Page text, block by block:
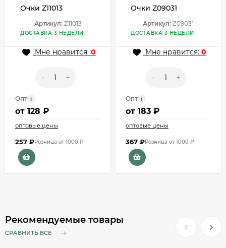
Очки Z11013
Артикул:Z11013
ДОСТАВКА 3 НЕДЕЛИ
Мне нравится: 0
- +
Опт i
от 128 ₽
оптовые цены
257 ₽Розница от 1000 ₽
Очки Z09031
Артикул: Z09031
ДОСТАВКА 3 НЕДЕЛИ
Мне нравится: 0
- +
Опт i
от 183 ₽
оптовые цены
367 ₽Розница от 1000 ₽
Рекомендуемые товары
СРАВНИТЬ ВСЕ